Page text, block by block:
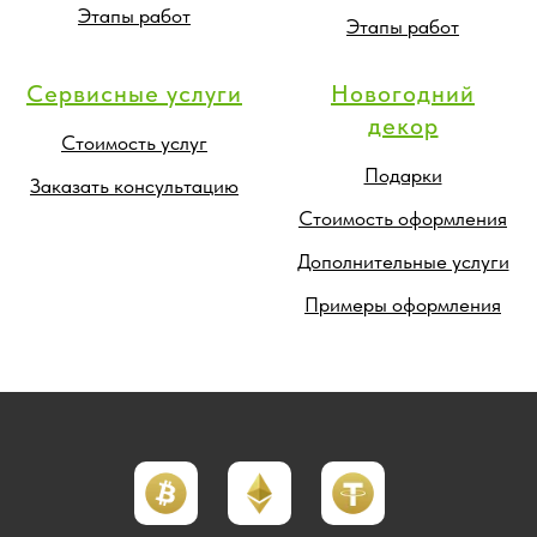
Этапы работ Этапы работ
Сервисные услуги
Стоимость услуг
Заказать консультацию
Новогодний
декор
Подарки
Стоимость оформления
Дополнительные услуги
Примеры оформления